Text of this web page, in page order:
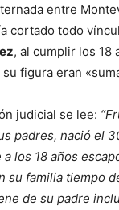
entre
cortado todo
, al cumplir los 18
figura eran
judicial se lee:
padres, nació el
los 18 años
su familia tiempo
de su padre